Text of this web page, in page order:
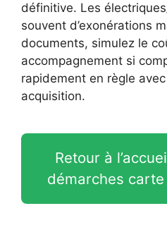
définitive. Les
souvent d’exonérations
documents, simulez le
accompagnement si
rapidement en règle
acquisition.
Retour à
démarches